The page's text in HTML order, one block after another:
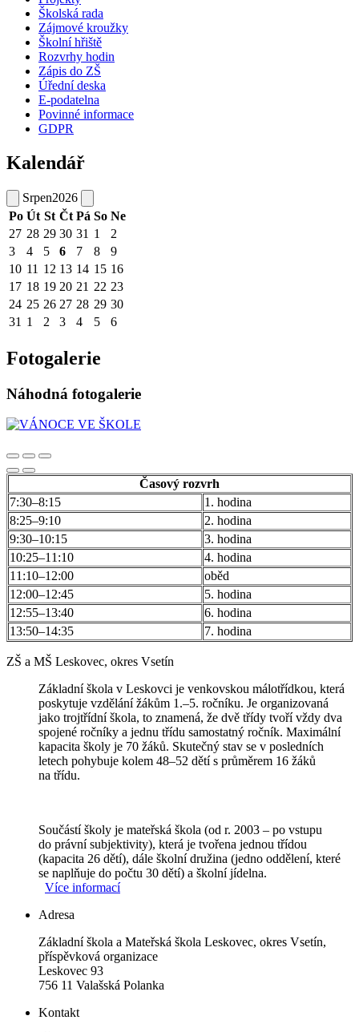
Školská rada
Zájmové kroužky
Školní hřiště
Rozvrhy hodin
Zápis do ZŠ
Úřední deska
E-podatelna
Povinné informace
GDPR
Kalendář
Srpen2026
Po Út St Čt Pá So Ne
27 28 29 30 31 1
2
3
4 5 6 7 8
9
10 11 12 13 14 15 16
17 18 19 20 21 22 23
24 25 26 27 28 29 30
31 1 2 3 4 5 6
Fotogalerie
Náhodná fotogalerie
Časový rozvrh
7:30–8:15
1. hodina
8:25–9:10
2. hodina
9:30–10:15
3. hodina
10:25–11:10
4. hodina
11:10–12:00
oběd
12:00–12:45
5. hodina
12:55–13:40
6. hodina
13:50–14:35
7. hodina
ZŠ a MŠ Leskovec, okres Vsetín
Základní škola v Leskovci je venkovskou málotřídkou, která
poskytuje vzdělání žákům 1.–5. ročníku. Je organizovaná
jako trojtřídní škola, to znamená, že dvě třídy tvoří vždy dva
spojené ročníky a jednu třídu samostatný ročník. Maximální
kapacita školy je 70 žáků. Skutečný stav se v posledních
letech pohybuje kolem 48–52 dětí s průměrem 16 žáků
na třídu.
Součástí školy je mateřská škola (od r. 2003 – po vstupu
do právní subjektivity), která je tvořena jednou třídou
(kapacita 26 dětí), dále školní družina (jedno oddělení, které
se naplňuje do počtu 30 dětí) a školní jídelna.
Více informací
Adresa
Základní škola a Mateřská škola Leskovec, okres Vsetín,
příspěvková organizace
Leskovec 93
756 11 Valašská Polanka
Kontakt